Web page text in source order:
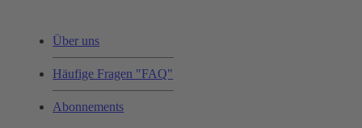
Über uns
Häufige Fragen "FAQ"
Abonnements